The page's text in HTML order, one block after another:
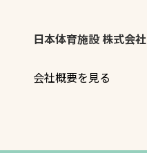
日本体育施設 株式会社
会社概要を見る